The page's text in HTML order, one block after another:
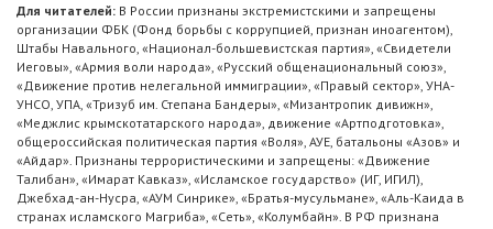
Для читателей: В России признаны экстремистскими и запрещены
организации ФБК (Фонд борьбы с коррупцией, признан иноагентом),
Штабы Навального, «Национал-большевистская партия», «Свидетели
Иеговы», «Армия воли народа», «Русский общенациональный союз»,
«Движение против нелегальной иммиграции», «Правый сектор», УНА-
УНСО, УПА, «Тризуб им. Степана Бандеры», «Мизантропик дивижн»,
«Меджлис крымскотатарского народа», движение «Артподготовка»,
общероссийская политическая партия «Воля», АУЕ, батальоны «Азов» и
«Айдар». Признаны террористическими и запрещены: «Движение
Талибан», «Имарат Кавказ», «Исламское государство» (ИГ, ИГИЛ),
Джебхад-ан-Нусра, «АУМ Синрике», «Братья-мусульмане», «Аль-Каида в
странах исламского Магриба», «Сеть», «Колумбайн». В РФ признана